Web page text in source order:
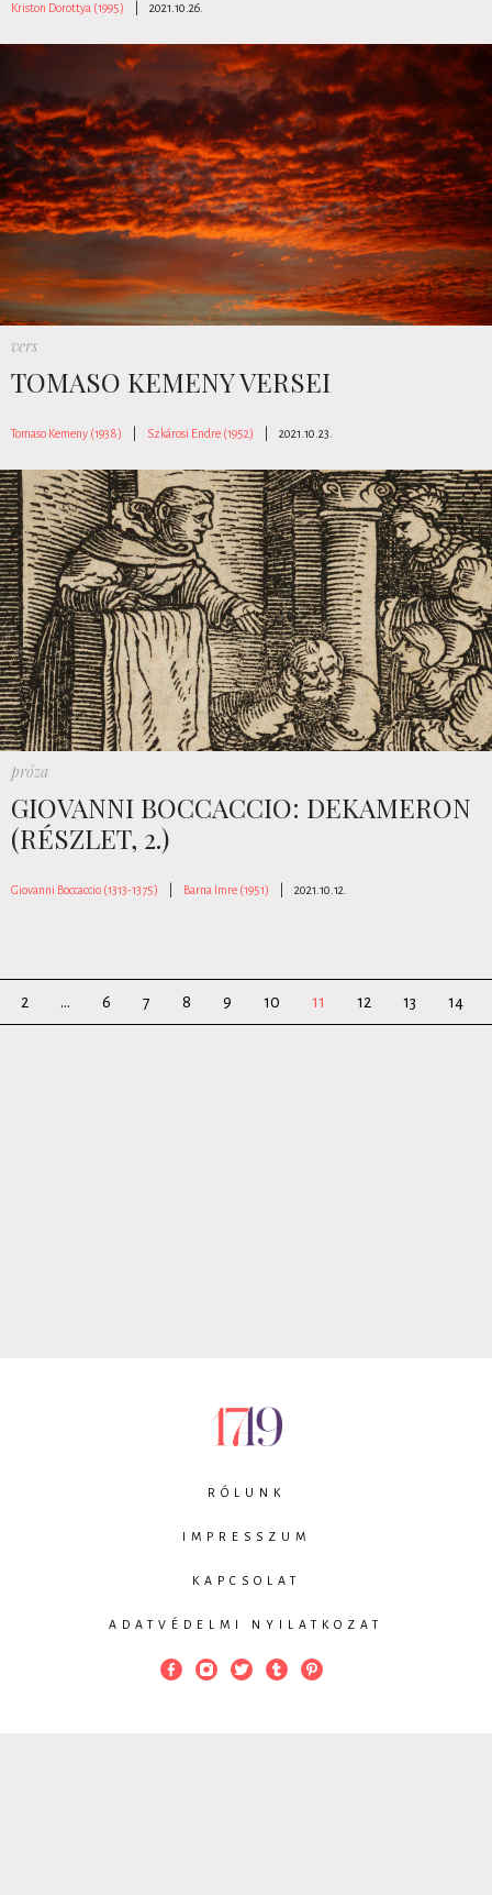
Kriston Dorottya (1995) 2021.10.26.
vers
TOMASO KEMENY VERSEI
Tomaso Kemeny (1938) Szkárosi Endre (1952) 2021.10.23.
próza
GIOVANNI BOCCACCIO: DEKAMERON
(RÉSZLET, 2.)
Giovanni Boccaccio (1313-1375) Barna Imre (1951) 2021.10.12.
2 ... 6 7 8 9 10 11 12 13 14
RÓLUNK
IMPRESSZUM
KAPCSOLAT
ADATVÉDELMI NYILATKOZAT